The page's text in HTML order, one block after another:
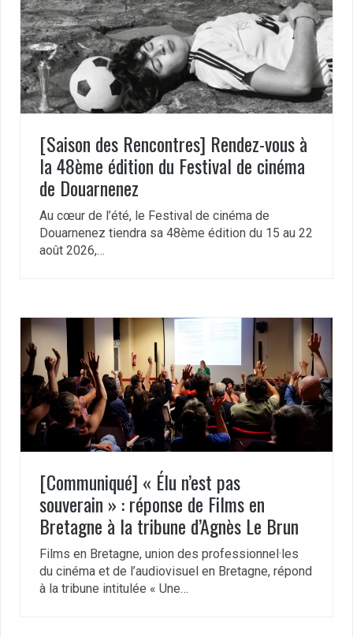
[Saison des Rencontres] Rendez-vous à
la 48ème édition du Festival de cinéma
de Douarnenez
Au cœur de l’été, le Festival de cinéma de
Douarnenez tiendra sa 48ème édition du 15 au 22
août 2026,…
[Communiqué] « Élu n’est pas
souverain » : réponse de Films en
Bretagne à la tribune d’Agnès Le Brun
Films en Bretagne, union des professionnel·les
du cinéma et de l’audiovisuel en Bretagne, répond
à la tribune intitulée « Une…